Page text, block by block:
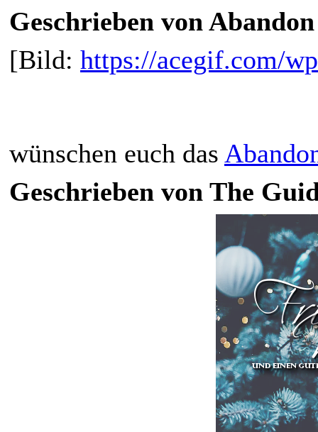
Geschrieben von
[Bild: https://acegif.com/
wünschen euch das
Geschrieben von The